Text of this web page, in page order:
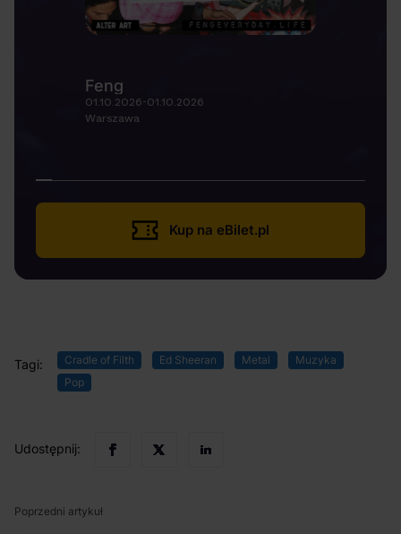
Feng
01.10.2026-01.10.2026
Warszawa
Kup na eBilet.pl
Tagi: Cradle of Filth Ed Sheeran Metal
Muzyka
Pop
Udostępnij:
Poprzedni artykuł